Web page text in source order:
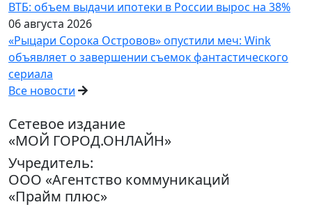
ВТБ: объем выдачи ипотеки в России вырос на 38%
06 августа 2026
«Рыцари Сорока Островов» опустили меч: Wink
объявляет о завершении съемок фантастического
сериала
Все новости
Сетевое издание
«МОЙ ГОРОД.ОНЛАЙН»
Учредитель:
ООО «Агентство коммуникаций
«Прайм плюс»